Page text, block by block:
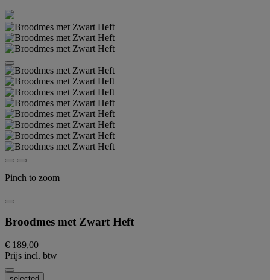
Pinch to zoom
Broodmes met Zwart Heft
€ 189,00
Prijs incl. btw